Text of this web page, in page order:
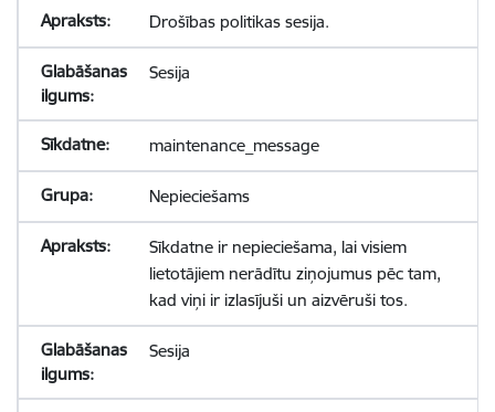
Drošības politikas sesija.
Sesija
maintenance_message
Nepieciešams
Sīkdatne ir nepieciešama, lai visiem
lietotājiem nerādītu ziņojumus pēc tam,
kad viņi ir izlasījuši un aizvēruši tos.
Sesija